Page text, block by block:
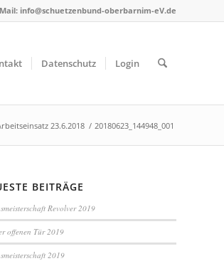
Mail: info@schuetzenbund-oberbarnim-eV.de
Datenschutz Login
23.6.2018 / 20180623_144948_001
BEITRÄGE
Revolver 2019
offenen Tür 2019
2019